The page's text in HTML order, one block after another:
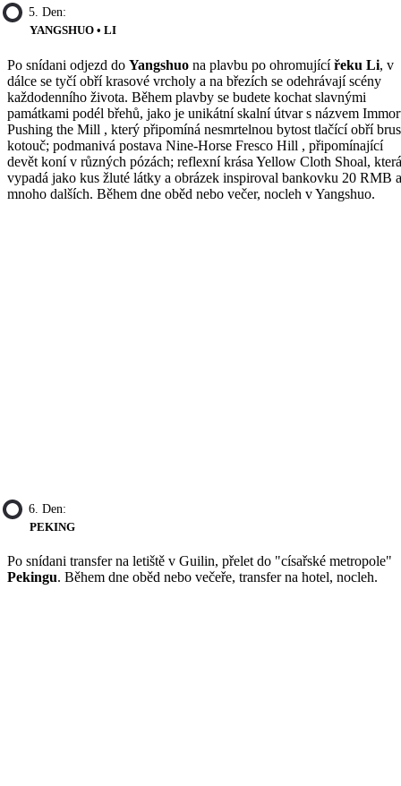
5. Den:
YANGSHUO • LI
Po snídani odjezd do Yangshuo na plavbu po ohromujícířeku Li, v
dálce se tyčí obří krasové vrcholy a na březích se odehrávají scény
každodenního života. Během plavby se budete kochat slavnými
památkami podél břehů, jako je unikátní skalní útvar s názvem
Pushing the Mill , který připomíná nesmrtelnou bytost tlačící obří
kotouč; podmanivá postava Nine-Horse Fresco Hill , připomínající
devět koní v různých pózách; reflexní krása Yellow Cloth Shoal, která
vypadá jako kus žluté látky a obrázek inspiroval bankovku 20 RMB a
mnoho dalších. Během dne oběd nebo večer, nocleh v Yangshuo.
6. Den:
PEKING
Po snídani transfer na letiště v Guilin, přelet do "císařské metropole"
Pekingu. Během dne oběd nebo večeře, transfer na hotel, nocleh.